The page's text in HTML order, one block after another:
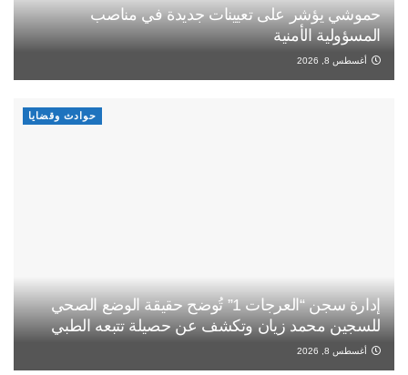
حموشي يؤشر على تعيينات جديدة في مناصب
المسؤولية الأمنية
أغسطس 8, 2026
حوادث وقضايا
إدارة سجن “العرجات 1” تُوضح حقيقة الوضع الصحي
للسجين محمد زيان وتكشف عن حصيلة تتبعه الطبي
أغسطس 8, 2026